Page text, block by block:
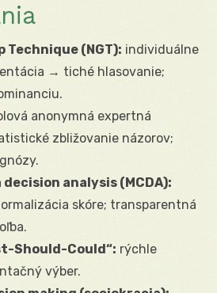
Technique (NGT): individuálne
→ tiché hlasovanie;
anonymná expertná
zbližovanie názorov;
analysis (MCDA):
skóre; transparentná
Should-Could“: rýchle
výber.